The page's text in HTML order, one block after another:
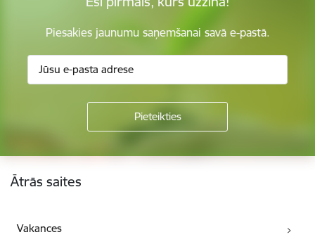
Piesakies jaunumu saņemšanai savā e-pastā.
Kājene
Ātrās saites
Vakances